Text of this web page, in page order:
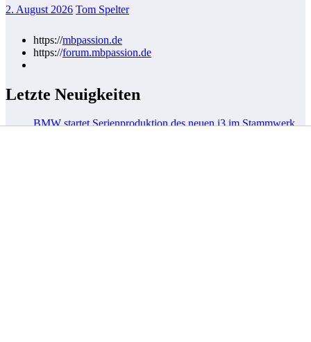
2. August 2026 Tom Spelter
https://mbpassion.de
https://forum.mbpassion.de
Letzte Neuigkeiten
BMW startet Serienproduktion des neuen i3 im Stammwerk